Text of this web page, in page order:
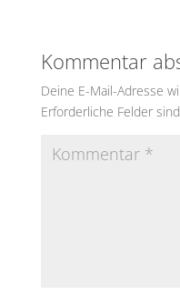
Kommentar
Deine E-Mail-Adresse
Erforderliche Felder